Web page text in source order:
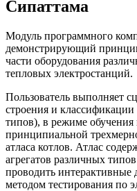
Сипаттама
Модуль программного
демонстрирующий
части оборудования
тепловых электростанций.
Пользователь выполняет
строения и классификации
типов), в режиме
принципиальной
атласа котлов. Атлас
агрегатов различных
проводить интерактивные
методом тестирования по